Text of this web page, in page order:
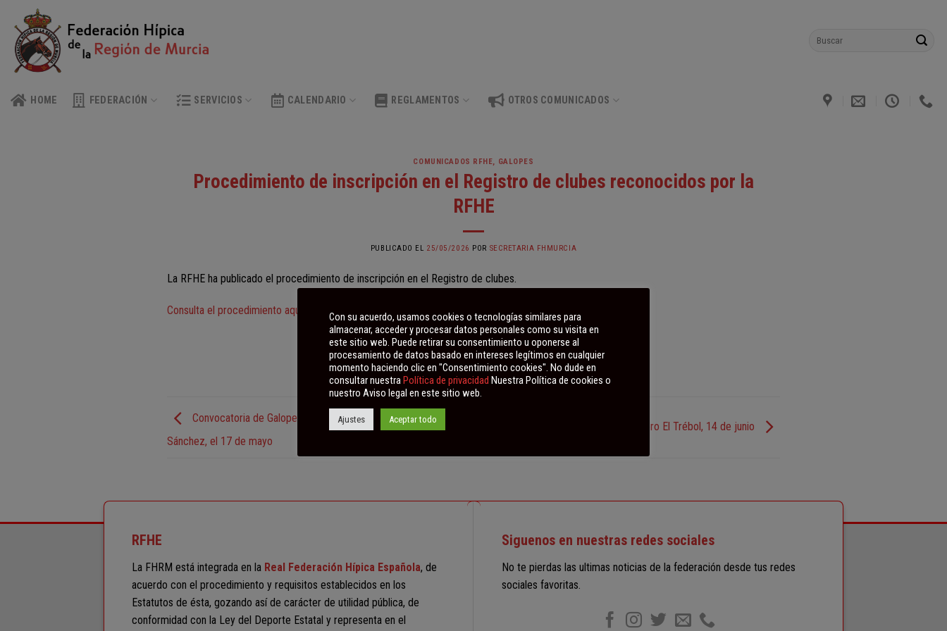
content
HOME FEDERACIÓN SERVICIOS CALENDARIO REGLAMENTOS OTROS COMUNICADOS
COMUNICADOS RFHE, GALOPES
Procedimiento de inscripción en el Registro de clubes reconocidos por la
RFHE
PUBLICADO EL 25/05/2026 POR SECRETARIA FHMURCIA
La RFHE ha publicado el procedimiento de inscripción en el Registro de clubes.
Consulta el procedimiento aquí
Convocatoria de Galopes, en Escuela de Equitación Antonio
Sánchez, el 17 de mayo
Convocatoria de Galopes en Picadero El Trébol, 14 de junio
RFHE
La FHRM está integrada en la Real Federación Hípica Española, de
acuerdo con el procedimiento y requisitos establecidos en los
Estatutos de ésta, gozando así de carácter de utilidad pública, de
conformidad con la Ley del Deporte Estatal y representa en el
Siguenos en nuestras redes sociales
No te pierdas las ultimas noticias de la federación desde tus redes
sociales favoritas.
Con su acuerdo, usamos cookies o tecnologías similares para
almacenar, acceder y procesar datos personales como su visita en
este sitio web. Puede retirar su consentimiento u oponerse al
procesamiento de datos basado en intereses legítimos en cualquier
momento haciendo clic en "Consentimiento cookies". No dude en
consultar nuestra Política de privacidad Nuestra Política de cookies o
nuestro Aviso legal en este sitio web.
Ajustes Aceptar todo